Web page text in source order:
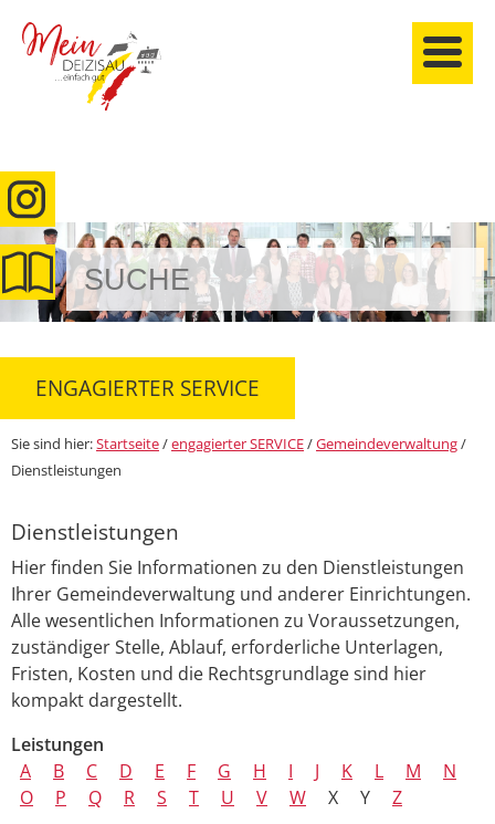
anmelden
ENGAGIERTER SERVICE
Sie sind hier:Startseite/engagierter SERVICE/Gemeindeverwaltung/
Dienstleistungen
Dienstleistungen
Hier finden Sie Informationen zu den Dienstleistungen
Ihrer Gemeindeverwaltung und anderer Einrichtungen.
Alle wesentlichen Informationen zu Voraussetzungen,
zuständiger Stelle, Ablauf, erforderliche Unterlagen,
Fristen, Kosten und die Rechtsgrundlage sind hier
kompakt dargestellt.
Leistungen
A
B C D E F G H I J K L M
N
O
P Q R S T U V W X Y Z